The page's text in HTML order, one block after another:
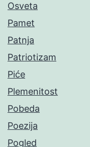
Osveta
Pamet
Patnja
Patriotizam
Piće
Plemenitost
Pobeda
Poezija
Pogled